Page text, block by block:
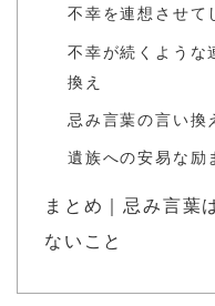
不幸を連想させて
不幸が続くような
換え
忌み言葉の言い換
遺族への安易な励
まとめ｜忌み言葉
ないこと